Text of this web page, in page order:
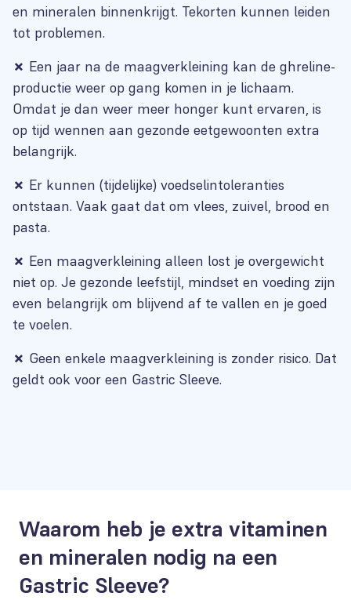
en mineralen binnenkrijgt. Tekorten kunnen leiden
tot problemen.
✗ Een jaar na de maagverkleining kan de ghreline-
productie weer op gang komen in je lichaam.
Omdat je dan weer meer honger kunt ervaren, is
op tijd wennen aan gezonde eetgewoonten extra
belangrijk.
✗ Er kunnen (tijdelijke) voedselintoleranties
ontstaan. Vaak gaat dat om vlees, zuivel, brood en
pasta.
✗ Een maagverkleining alleen lost je overgewicht
niet op. Je gezonde leefstijl, mindset en voeding zijn
even belangrijk om blijvend af te vallen en je goed
te voelen.
✗ Geen enkele maagverkleining is zonder risico. Dat
geldt ook voor een Gastric Sleeve.
Waarom heb je extra vitaminen
en mineralen nodig na een
Gastric Sleeve?